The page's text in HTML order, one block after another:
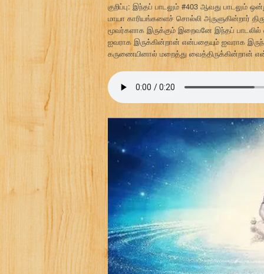
குறிப்பு: இந்தப் பாடலும் #403 ஆவது பாடலும்
மாயா காரியங்களைச் சொல்லி அருளுகின்றார்
மூவர்களாக இருக்கும் இறைவனே இந்தப் பாடலில்
ஐவராக இருக்கின்றான் என்பதையும் ஐவராக
கருணையினால் மறைத்து வைத்திருக்கின்றான்